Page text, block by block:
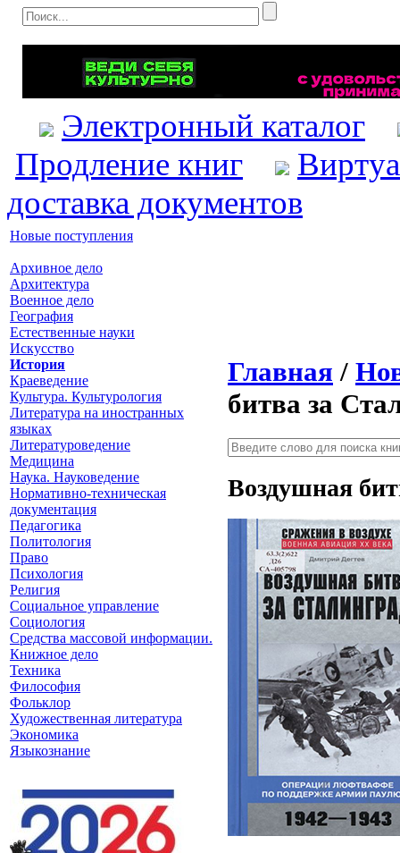
Электронный каталог
Продление книг
доставка документов
Новые поступления
Архивное дело
Архитектура
Военное дело
География
Естественные науки
Искусство
История
Краеведение
Культура. Культурология
Литература на иностранных
языках
Литературоведение
Медицина
Наука. Науковедение
Нормативно-техническая
документация
Педагогика
Политология
Право
Психология
Религия
Социальное управление
Социология
Средства массовой информации.
Книжное дело
Техника
Философия
Фольклор
Художественная литература
Экономика
Языкознание
Главная /
битва за
Воздушная